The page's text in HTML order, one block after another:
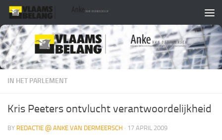
Skip to content
IN HET PARLEMENT
Kris Peeters ontvlucht verantwoordelijkheid
BY REDACTIE @ ANKE VAN DERMEERSCH · 17 APRIL 2009